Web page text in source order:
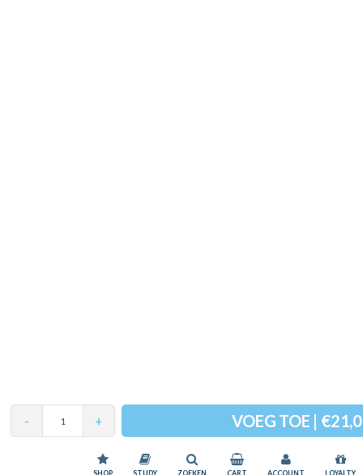
- + VOEG TOE |
Wij slaan cookies op om onze website te verbeteren. Is dat akkoord? Ja
SHOP STUDY ZOEKEN CART ACCOUNT LOYALTY